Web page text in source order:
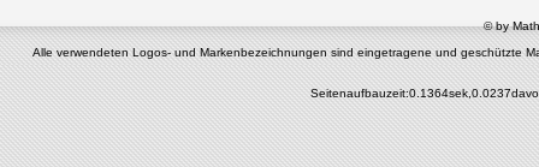
© by
Alle verwendeten Logos- und Markenbezeichnungen sind eingetragene und geschützte